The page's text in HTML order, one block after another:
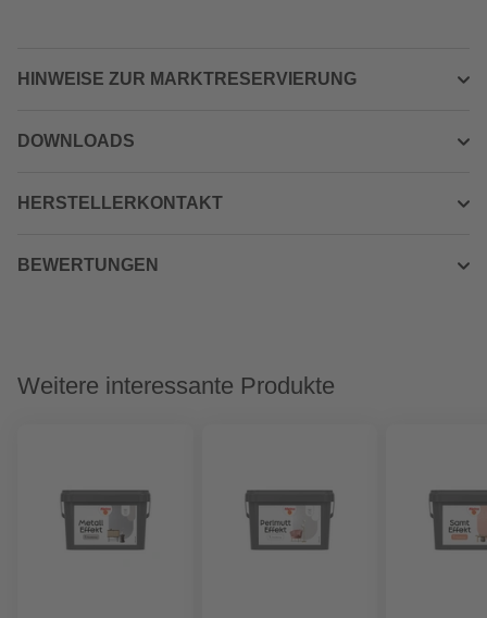
HINWEISE ZUR MARKTRESERVIERUNG
DOWNLOADS
HERSTELLERKONTAKT
BEWERTUNGEN
Weitere interessante Produkte